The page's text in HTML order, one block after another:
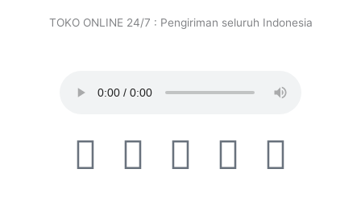
TOKO ONLINE 24/7 : Pengiriman seluruh Indonesia
F
T
I
X
I